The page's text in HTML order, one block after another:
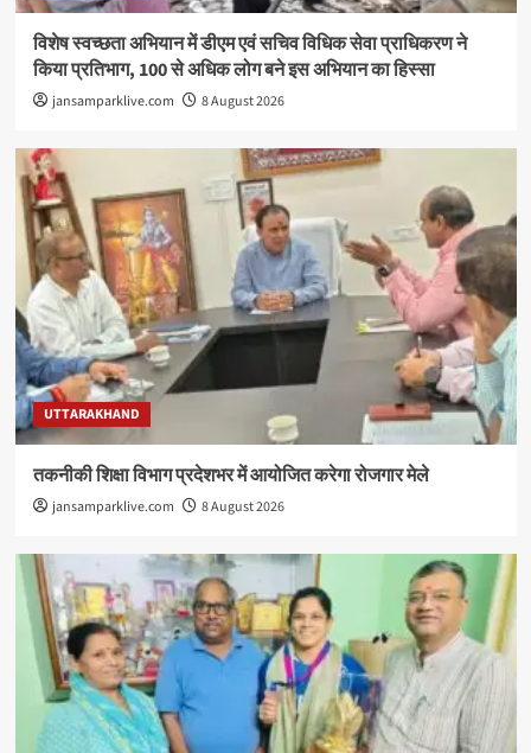
विशेष स्वच्छता अभियान में डीएम एवं सचिव विधिक सेवा प्राधिकरण ने
किया प्रतिभाग, 100 से अधिक लोग बने इस अभियान का हिस्सा
jansamparklive.com 8 August 2026
UTTARAKHAND
तकनीकी शिक्षा विभाग प्रदेशभर में आयोजित करेगा रोजगार मेले
jansamparklive.com 8 August 2026